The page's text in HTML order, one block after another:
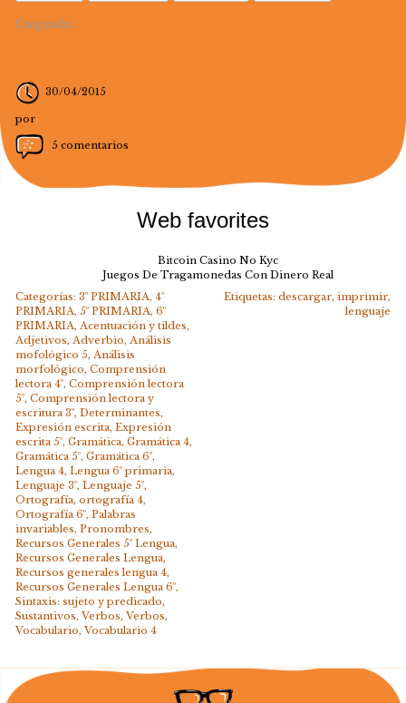
Cargando...
30/04/2015
por
5 comentarios
Web favorites
Bitcoin Casino No Kyc
Juegos De Tragamonedas Con Dinero Real
Categorías: 3º PRIMARIA, 4º
PRIMARIA, 5º PRIMARIA, 6º
PRIMARIA, Acentuación y tildes,
Adjetivos, Adverbio, Análisis
mofológico 5, Análisis
morfológico, Comprensión
lectora 4º, Comprensión lectora
5º, Comprensión lectora y
escritura 3º, Determinantes,
Expresión escrita, Expresión
escrita 5º, Gramática, Gramática 4,
Gramática 5º, Gramática 6º,
Lengua 4, Lengua 6º primaria,
Lenguaje 3º, Lenguaje 5º,
Ortografía, ortografía 4,
Ortografía 6º, Palabras
invariables, Pronombres,
Recursos Generales 5º Lengua,
Recursos Generales Lengua,
Recursos generales lengua 4,
Recursos Generales Lengua 6º,
Sintaxis: sujeto y predicado,
Sustantivos, Verbos, Verbos,
Vocabulario, Vocabulario 4
Etiquetas:descargar,imprimir,
lenguaje